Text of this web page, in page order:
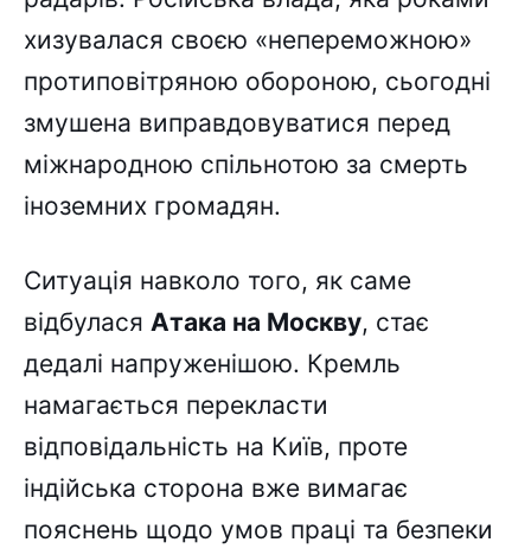
хизувалася своєю «непереможною»
протиповітряною обороною, сьогодні
змушена виправдовуватися перед
міжнародною спільнотою за смерть
іноземних громадян.
Ситуація навколо того, як саме
відбулася Атака на Москву, стає
дедалі напруженішою. Кремль
намагається перекласти
відповідальність на Київ, проте
індійська сторона вже вимагає
пояснень щодо умов праці та безпеки